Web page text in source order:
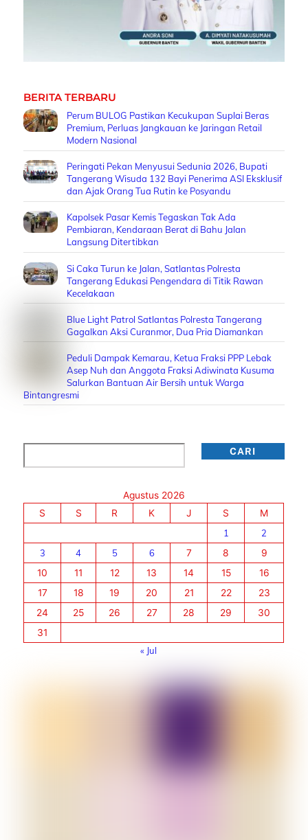
BERITA TERBARU
Perum BULOG Pastikan Kecukupan Suplai Beras
Premium, Perluas Jangkauan ke Jaringan Retail
Modern Nasional
Peringati Pekan Menyusui Sedunia 2026, Bupati
Tangerang Wisuda 132 Bayi Penerima ASI Eksklusif
dan Ajak Orang Tua Rutin ke Posyandu
Kapolsek Pasar Kemis Tegaskan Tak Ada
Pembiaran, Kendaraan Berat di Bahu Jalan
Langsung Ditertibkan
Si Caka Turun ke Jalan, Satlantas Polresta
Tangerang Edukasi Pengendara di Titik Rawan
Kecelakaan
Blue Light Patrol Satlantas Polresta Tangerang
Gagalkan Aksi Curanmor, Dua Pria Diamankan
Peduli Dampak Kemarau, Ketua Fraksi PPP Lebak
Asep Nuh dan Anggota Fraksi Adiwinata Kusuma
Salurkan Bantuan Air Bersih untuk Warga
Bintangresmi
CARI
Agustus 2026
S
S R K J S
M
1
2
3
4 5 6 7 8
9
10
11 12 13 14 15
16
17
18 19 20 21 22
23
24
25 26 27 28 29
30
31
« Jul